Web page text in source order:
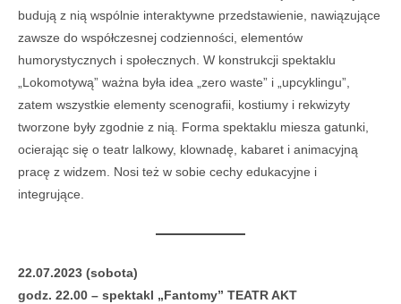
budują z nią wspólnie interaktywne przedstawienie, nawiązujące
zawsze do współczesnej codzienności, elementów
humorystycznych i społecznych. W konstrukcji spektaklu
„Lokomotywą” ważna była idea „zero waste” i „upcyklingu”,
zatem wszystkie elementy scenografii, kostiumy i rekwizyty
tworzone były zgodnie z nią. Forma spektaklu miesza gatunki,
ocierając się o teatr lalkowy, klownadę, kabaret i animacyjną
pracę z widzem. Nosi też w sobie cechy edukacyjne i
integrujące.
22.07.2023 (sobota)
godz. 22.00 – spektakl „Fantomy” TEATR AKT